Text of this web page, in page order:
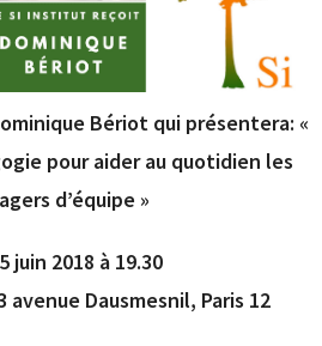
Bériot qui présentera: «
pour aider au quotidien les
d’équipe »
juin 2018 à 19.30
avenue Dausmesnil, Paris 12